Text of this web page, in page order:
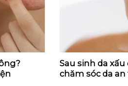
Sau sinh da xấu
chăm sóc da